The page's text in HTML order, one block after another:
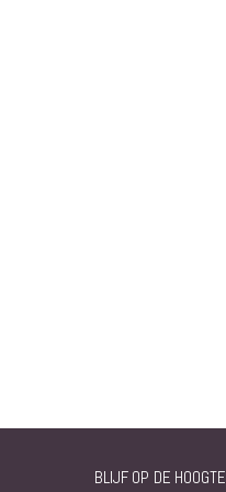
BLIJF OP DE HOOGTE